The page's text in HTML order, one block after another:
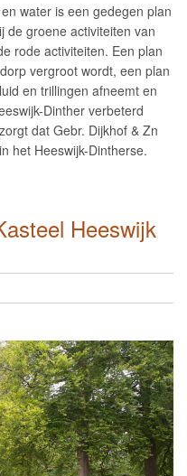
water is een gedegen plan
de groene activiteiten van
rode activiteiten. Een plan
vergroot wordt, een plan
en trillingen afneemt en
Dinther verbeterd
dat Gebr. Dijkhof & Zn
het Heeswijk-Dintherse.
Heeswijk